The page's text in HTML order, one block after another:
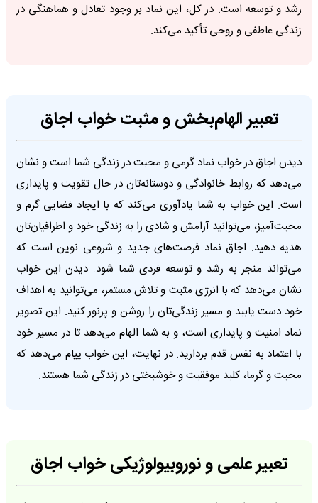
رشد و توسعه است. در کل، این نماد بر وجود تعادل و هماهنگی در
زندگی عاطفی و روحی تأکید می‌کند.
تعبیر الهام‌بخش و مثبت خواب اجاق
دیدن اجاق در خواب نماد گرمی و محبت در زندگی شما است و نشان
می‌دهد که روابط خانوادگی و دوستانه‌تان در حال تقویت و پایداری
است. این خواب به شما یادآوری می‌کند که با ایجاد فضایی گرم و
محبت‌آمیز، می‌توانید آرامش و شادی را به زندگی خود و اطرافیان‌تان
هدیه دهید. اجاق نماد فرصت‌های جدید و شروعی نوین است که
می‌تواند منجر به رشد و توسعه فردی شما شود. دیدن این خواب
نشان می‌دهد که با انرژی مثبت و تلاش مستمر، می‌توانید به اهداف
خود دست یابید و مسیر زندگی‌تان را روشن و پرنور کنید. این تصویر
نماد امنیت و پایداری است، و به شما الهام می‌دهد تا در مسیر خود
با اعتماد به نفس قدم بردارید. در نهایت، این خواب پیام می‌دهد که
محبت و گرما، کلید موفقیت و خوشبختی در زندگی شما هستند.
تعبیر علمی و نوروبیولوژیکی خواب اجاق